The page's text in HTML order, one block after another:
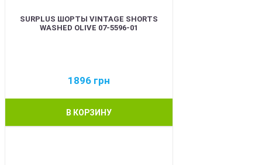
SURPLUS ШОРТЫ VINTAGE SHORTS
WASHED OLIVE 07-5596-01
1896 грн
В КОРЗИНУ